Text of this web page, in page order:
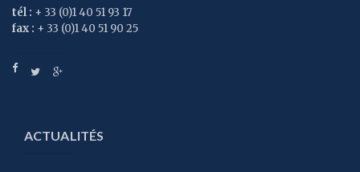
tél : + 33 (0)1 40 51 93 17
fax : + 33 (0)1 40 51 90 25
ACTUALITÉS